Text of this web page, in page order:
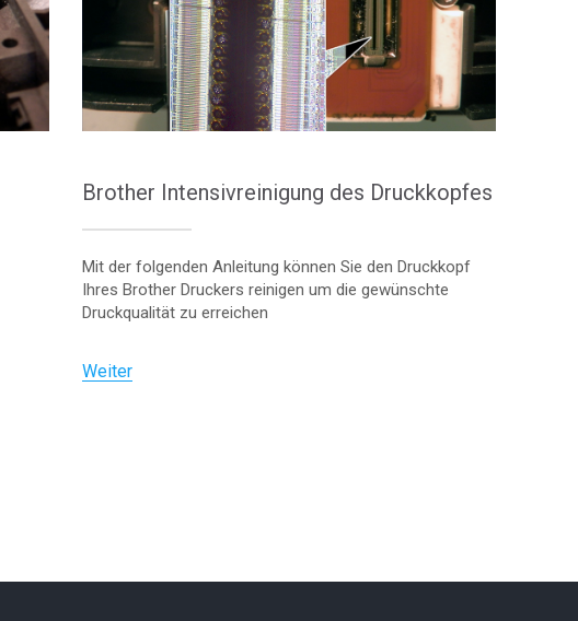
Brother Intensivreinigung des Druckkopfes
Mit der folgenden Anleitung können Sie den Druckkopf
Ihres Brother Druckers reinigen um die gewünschte
Druckqualität zu erreichen
Weiter